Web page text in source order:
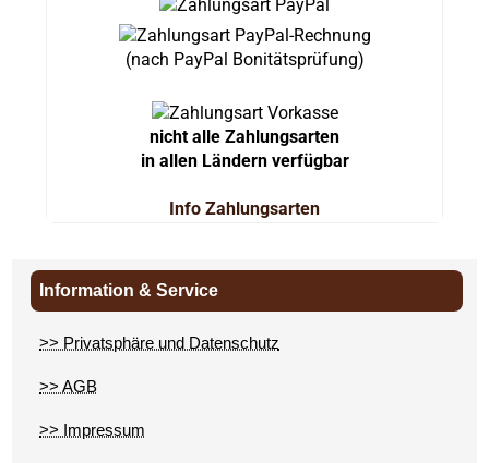
(nach PayPal Bonitätsprüfung)
nicht alle Zahlungsarten
in allen Ländern verfügbar
Info Zahlungsarten
Information & Service
>> Privatsphäre und Datenschutz
>> AGB
>> Impressum